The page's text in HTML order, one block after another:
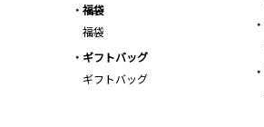
福袋
福袋
ギフトバッグ
ギフトバッグ